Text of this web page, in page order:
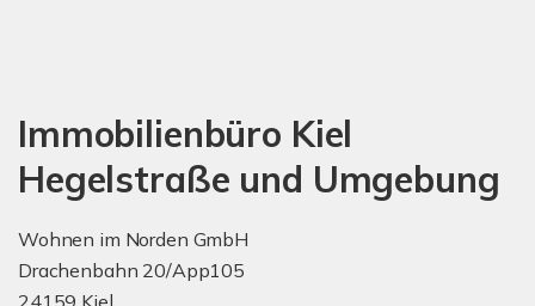
Immobilienbüro Kiel
Hegelstraße und Umgebung
Wohnen im Norden GmbH
Drachenbahn 20/App105
24159 Kiel